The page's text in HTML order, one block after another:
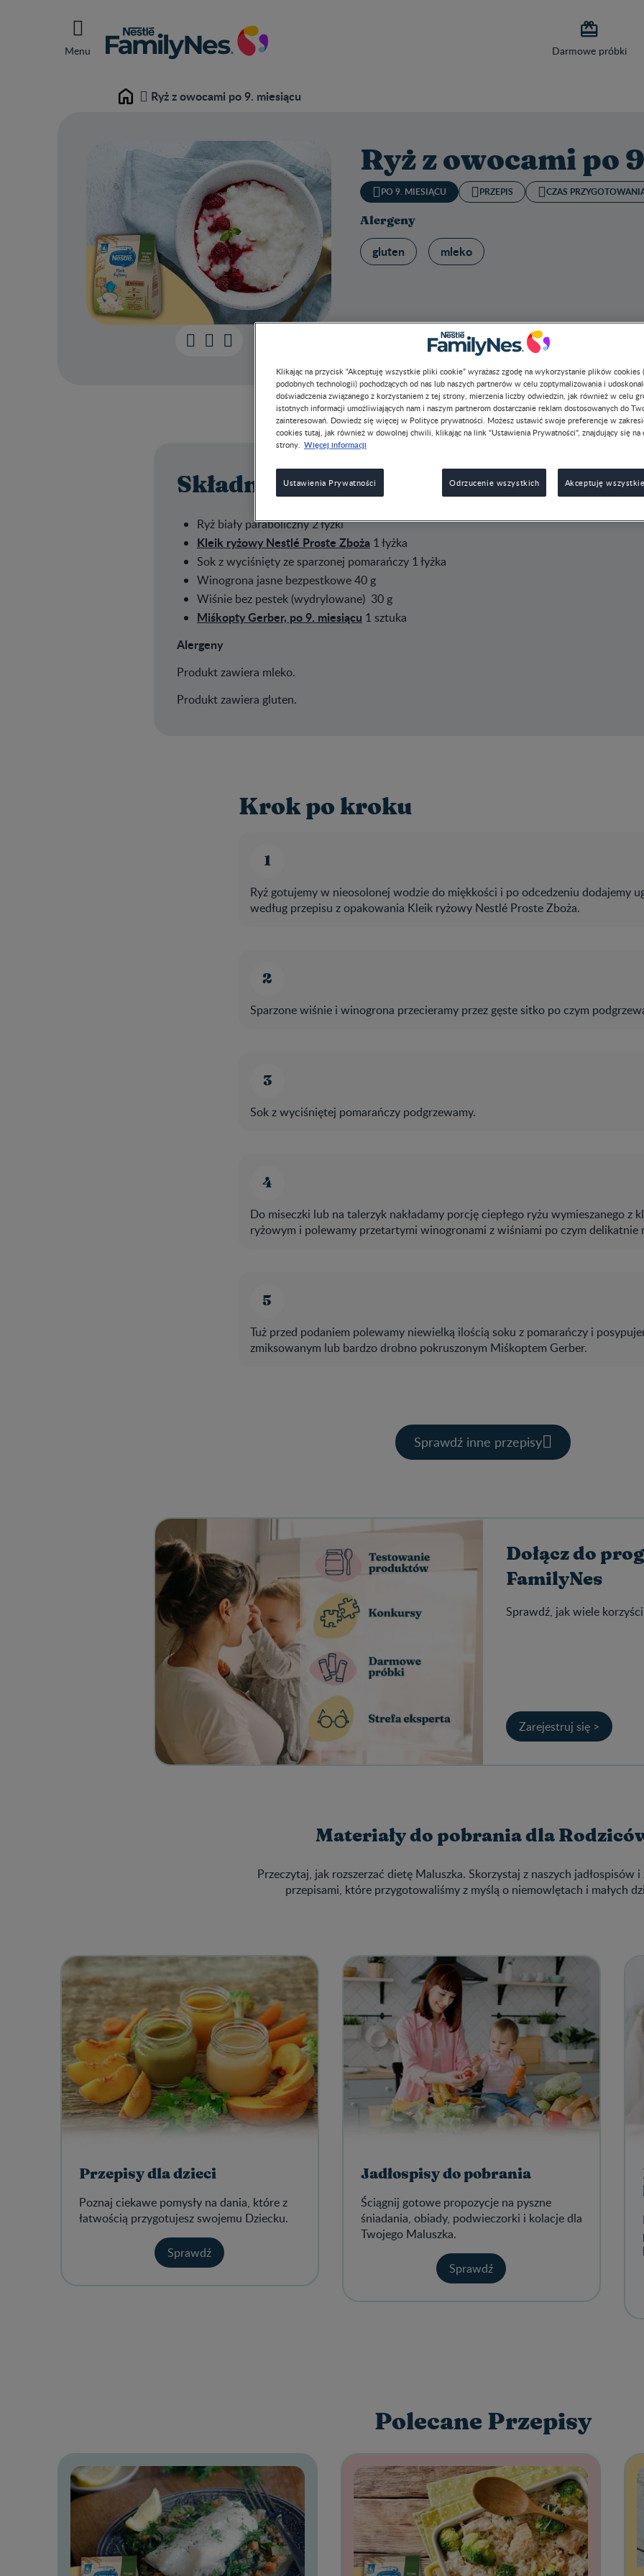
Menu

Darmowe próbki
Home Ryż z owocami po 9. miesiącu
Ryż z owocami po
PO 9. MIESIĄCU PRZEPIS CZAS
Alergeny
gluten mleko
Składniki
Ryż biały paraboliczny 2 łyżki
Kleik ryżowy Nestlé Proste Zboża 1 łyżka
Sok z wyciśnięty ze sparzonej pomarańczy 1 łyżka
Winogrona jasne bezpestkowe 40 g
Wiśnie bez pestek (wydrylowane) 30 g
Miśkopty Gerber, po 9. miesiącu 1 sztuka
Alergeny
Produkt zawiera mleko.
Produkt zawiera gluten.
Krok po kroku
Ryż gotujemy w nieosolonej wodzie do miękkości i po odcedzeniu dodajemy
według przepisu z opakowania Kleik ryżowy Nestlé Proste Zboża.
Sparzone wiśnie i winogrona przecieramy przez gęste sitko po czym
Sok z wyciśniętej pomarańczy podgrzewamy.
Do miseczki lub na talerzyk nakładamy porcję ciepłego ryżu wymieszanego z
ryżowym i polewamy przetartymi winogronami z wiśniami po czym delikatnie
Tuż przed podaniem polewamy niewielką ilością soku z pomarańczy i
zmiksowanym lub bardzo drobno pokruszonym Miśkoptem Gerber.
Sprawdź inne przepisy
Dołącz do
FamilyNes
Sprawdź, jak wiele
Zarejestruj się >
Materiały do pobrania dla
Przeczytaj, jak rozszerzać dietę Maluszka. Skorzystaj z naszych jadłospisów
przepisami, które przygotowaliśmy z myślą o niemowlętach i małych
Przepisy dla dzieci
Poznaj ciekawe pomysły na dania, które z
łatwością przygotujesz swojemu Dziecku.
Sprawdź
Jadłospisy do pobrania
Ściągnij gotowe propozycje na pyszne
śniadania, obiady, podwieczorki i kolacje dla
Twojego Maluszka.
Sprawdź
Polecane Przepisy
Klikając na przycisk “Akceptuję wszystkie pliki cookie” wyrażasz zgodę na wykorzystanie plików cookies
podobnych technologii) pochodzących od nas lub naszych partnerów w celu zoptymalizowania i
doświadczenia związanego z korzystaniem z tej strony, mierzenia liczby odwiedzin, jak również w celu
istotnych informacji umożliwiających nam i naszym partnerom dostarczanie reklam dostosowanych do
zainteresowań. Dowiedz się więcej w Polityce prywatności. Możesz ustawić swoje preferencje w
cookies tutaj, jak również w dowolnej chwili, klikając na link "Ustawienia Prywatności", znajdujący się na
strony. Więcej informacji
Ustawienia Prywatności Odrzucenie wszystkich Akceptuję